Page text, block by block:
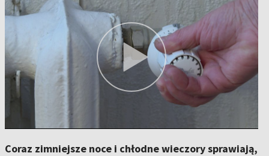
Coraz zimniejsze noce i chłodne wieczory sprawiają,